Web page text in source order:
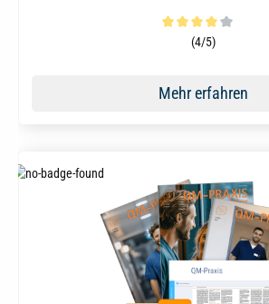
Durchschnittliche Bewertung von 4 von 5 Sternen
(4/5)
Mehr erfahren